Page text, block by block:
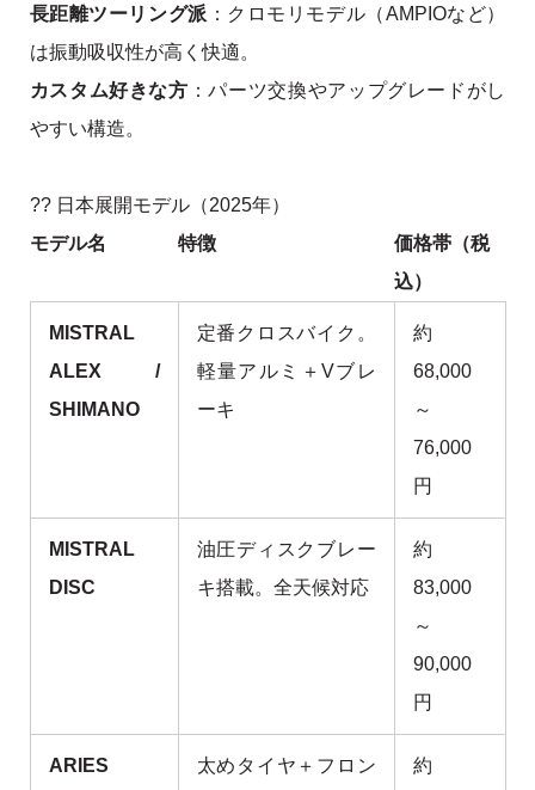
長距離ツーリング派 ：クロモリモデル（AMPIOなど）
は振動吸収性が高く快適。
カスタム好きな方 ：パーツ交換やアップグレードがし
やすい構造。
?? 日本展開モデル（2025年）
モデル名
特徴
価格帯（税
込）
MISTRAL
ALEX /
SHIMANO
定番クロスバイク。
軽量アルミ＋Vブレ
ーキ
約
68,000
～
76,000
円
MISTRAL
DISC
油圧ディスクブレー
キ搭載。全天候対応
約
83,000
～
90,000
円
ARIES
太めタイヤ＋フロン
約